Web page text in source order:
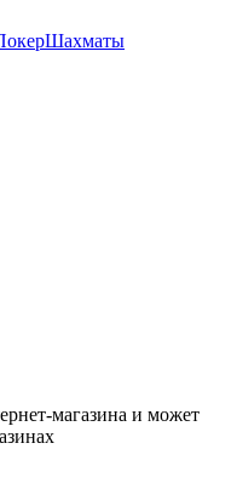
Шахматы
магазина и может